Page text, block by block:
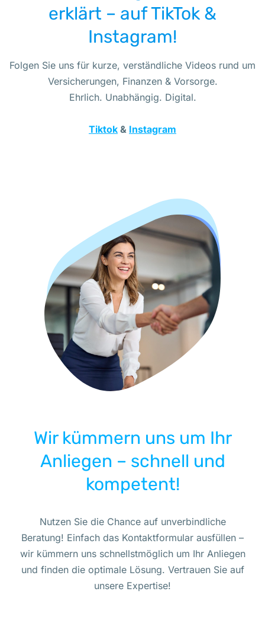
erklärt – auf TikTok &
Instagram!
Folgen Sie uns für kurze, verständliche Videos rund um
Versicherungen, Finanzen & Vorsorge.
Ehrlich. Unabhängig. Digital.
Tiktok & Instagram
Wir kümmern uns um Ihr
Anliegen – schnell und
kompetent!
Nutzen Sie die Chance auf unverbindliche
Beratung! Einfach das Kontaktformular ausfüllen –
wir kümmern uns schnellstmöglich um Ihr Anliegen
und finden die optimale Lösung. Vertrauen Sie auf
unsere Expertise!